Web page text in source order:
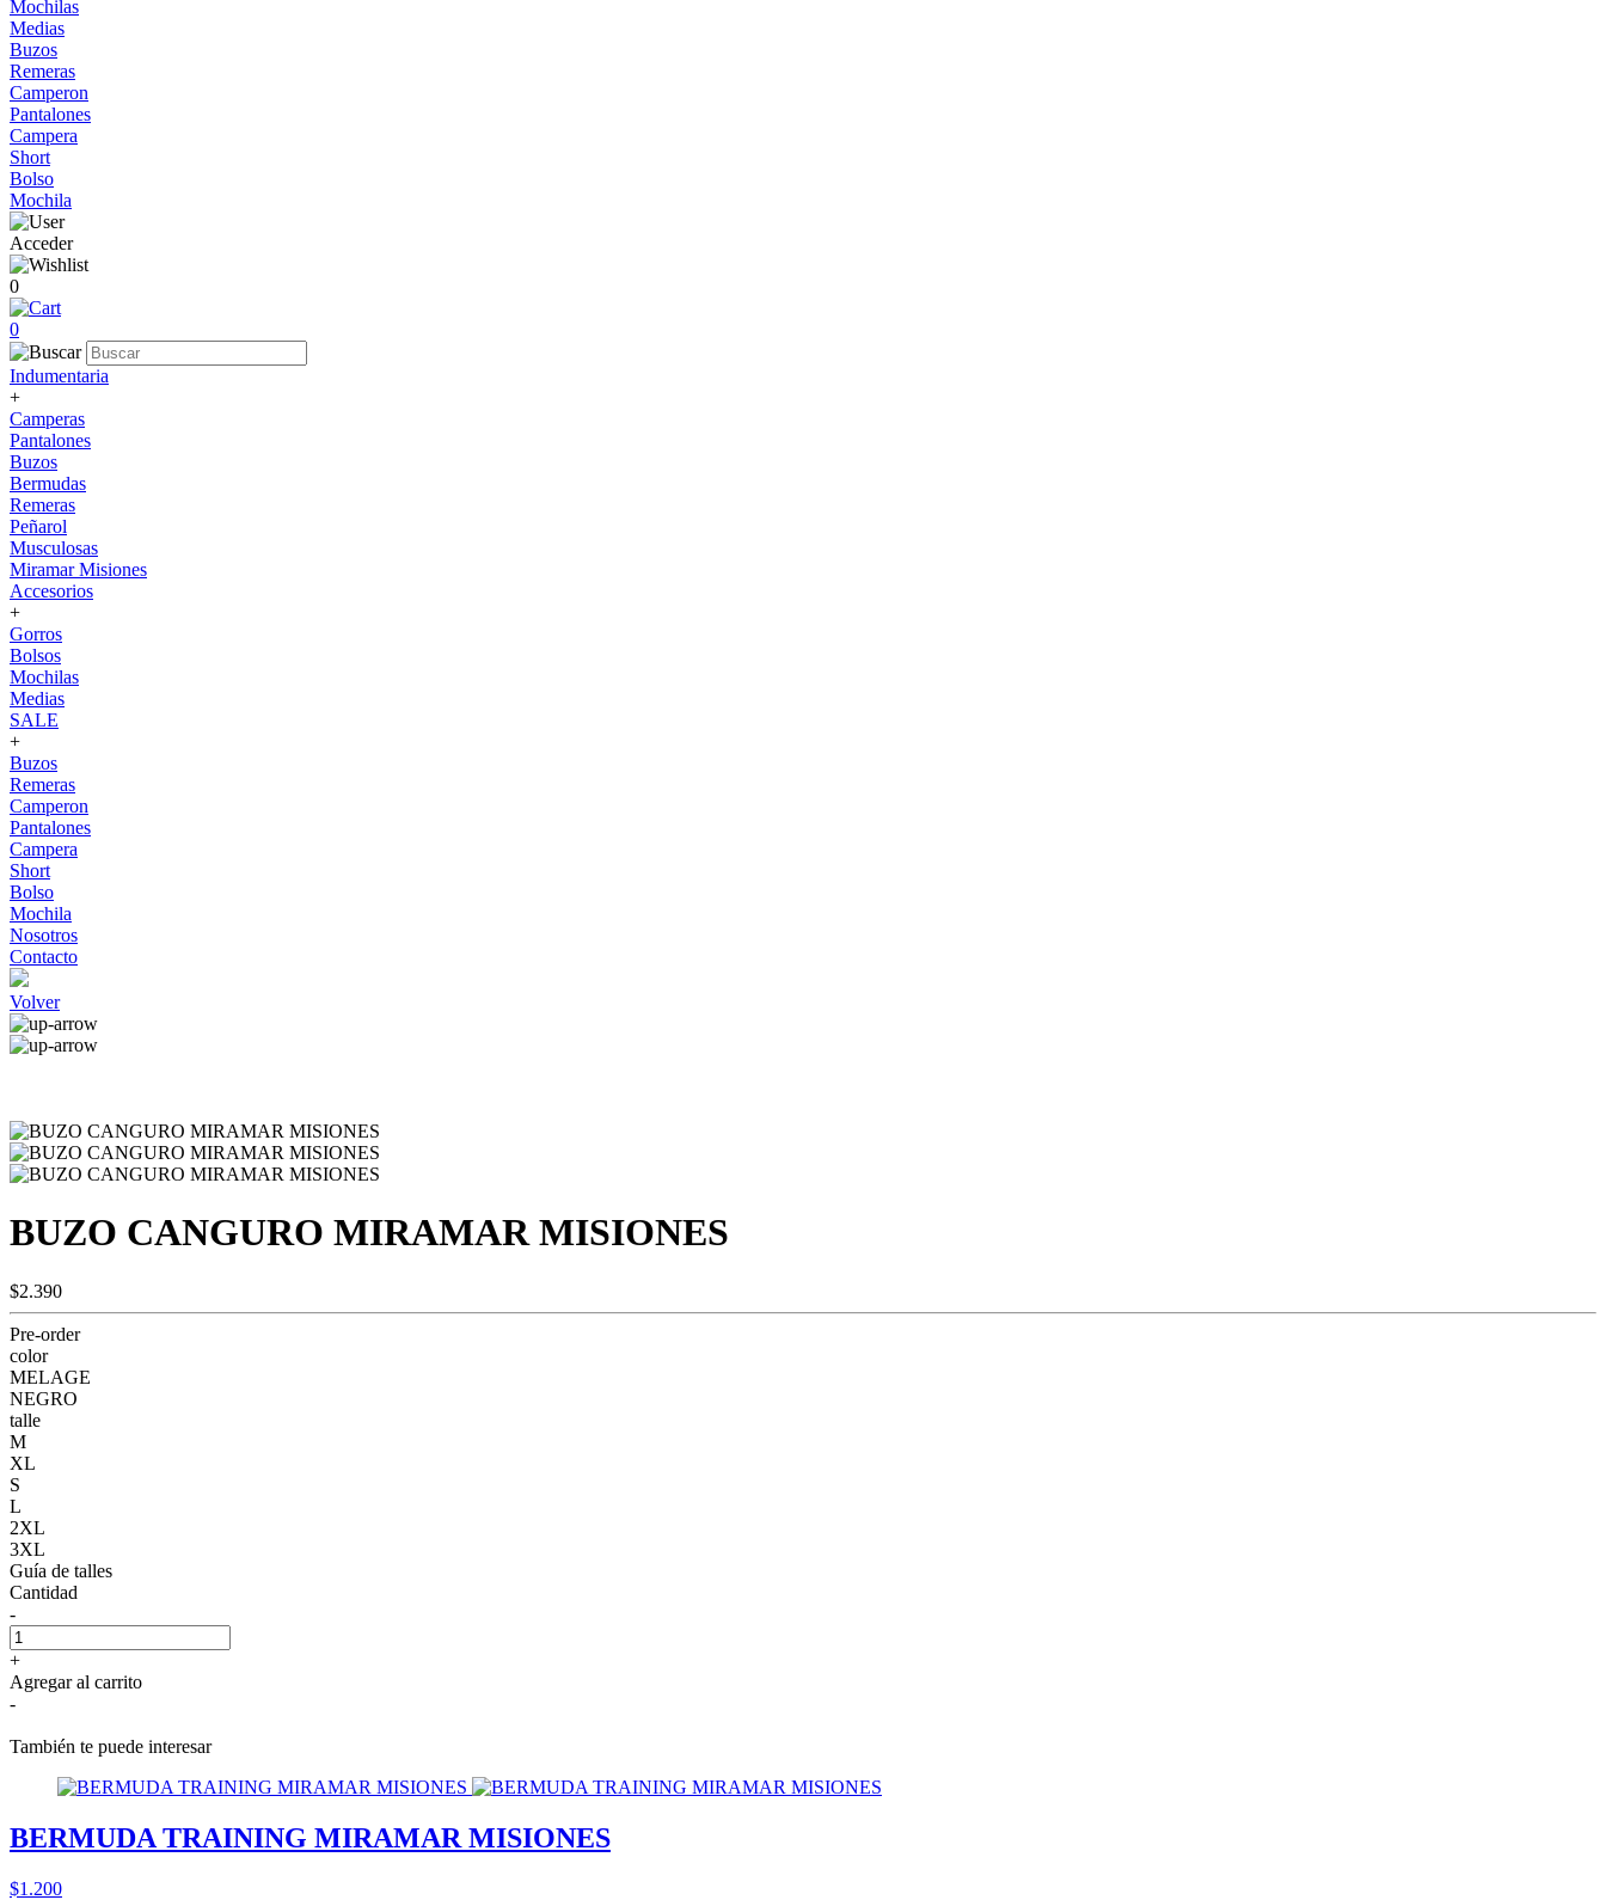
Mochilas
Medias
Buzos
Remeras
Camperon
Pantalones
Campera
Short
Bolso
Mochila
Acceder
0
0
Indumentaria
+
Camperas
Pantalones
Buzos
Bermudas
Remeras
Peñarol
Musculosas
Miramar Misiones
Accesorios
+
Gorros
Bolsos
Mochilas
Medias
SALE
+
Buzos
Remeras
Camperon
Pantalones
Campera
Short
Bolso
Mochila
Nosotros
Contacto
Volver
BUZO CANGURO MIRAMAR MISIONES
$2.390
Pre-order
color
MELAGE
NEGRO
talle
M
XL
S
L
2XL
3XL
Guía de talles
Cantidad
-
+
Agregar al carrito
-
También te puede interesar
BERMUDA TRAINING MIRAMAR MISIONES
$1.200